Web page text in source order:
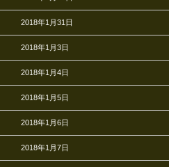
2018年1月31日
2018年1月3日
2018年1月4日
2018年1月5日
2018年1月6日
2018年1月7日